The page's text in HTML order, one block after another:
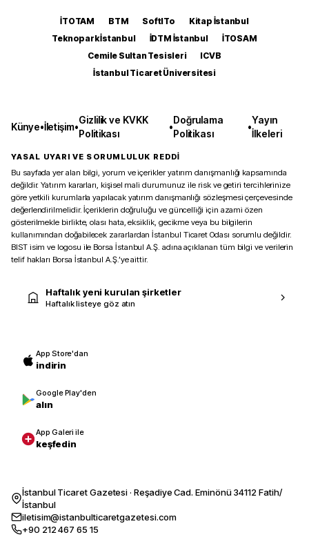
İTOTAM BTM SoftITo
Kitap İstanbul
Teknopark İstanbul
İDTM İstanbul
İTOSAM
Cemile Sultan Tesisleri
ICVB
İstanbul Ticaret Üniversitesi
Künye•İletişim•
Gizlilik ve KVKK
Politikası
•
Doğrulama
Politikası
•
Yayın
İlkeleri
YASAL UYARI VE SORUMLULUK REDDİ
Bu sayfada yer alan bilgi, yorum ve içerikler yatırım danışmanlığı kapsamında
değildir. Yatırım kararları, kişisel mali durumunuz ile risk ve getiri tercihlerinize
göre yetkili kurumlarla yapılacak yatırım danışmanlığı sözleşmesi çerçevesinde
değerlendirilmelidir. İçeriklerin doğruluğu ve güncelliği için azami özen
gösterilmekle birlikte, olası hata, eksiklik, gecikme veya bu bilgilerin
kullanımından doğabilecek zararlardan İstanbul Ticaret Odası sorumlu değildir.
BIST isim ve logosu ile Borsa İstanbul A.Ş. adına açıklanan tüm bilgi ve verilerin
telif hakları Borsa İstanbul A.Ş.’ye aittir.
Haftalık yeni kurulan şirketler
Haftalık listeye göz atın
App Store'dan
indirin
Google Play'den
alın
App Galeri ile
keşfedin
İstanbul Ticaret Gazetesi · Reşadiye Cad. Eminönü 34112 Fatih/
İstanbul
iletisim@istanbulticaretgazetesi.com
+90 212 467 65 15